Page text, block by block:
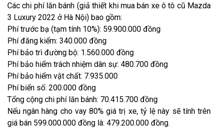
Các chi phí lăn bánh (giả thiết khi mua bán xe ô tô cũ Mazda
3 Luxury 2022 ở Hà Nội) bao gồm:
Phí trước bạ (tạm tính 10%): 59.900.000 đồng
Phí đăng kiểm: 340.000 đồng
Phí bảo trì đường bộ: 1.560.000 đồng
Phí bảo hiểm trách nhiệm dân sự: 480.700 đồng
Phí bảo hiểm vật chất: 7.935.000
Phí biển số: 200.000 đồng
Tổng cộng chi phí lăn bánh: 70.415.700 đồng
Nếu ngân hàng cho vay 80% giá trị xe, tỷ lệ này sẽ tính trên
giá bán 599.000.000 đồng là: 479.200.000 đồng.